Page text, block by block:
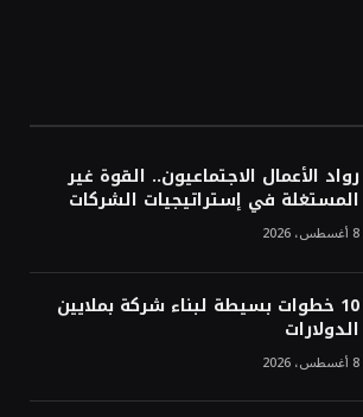
يتراجع قرب أدنى مستوياته
بشأن الحرب
رواد الأعمال الاجتماعيون.. القوة غير
المستغلة في إستراتيجيات الشركات
8 أغسطس، 2026
10 خطوات بسيطة لبناء شركة بملايين
الدولارات
8 أغسطس، 2026